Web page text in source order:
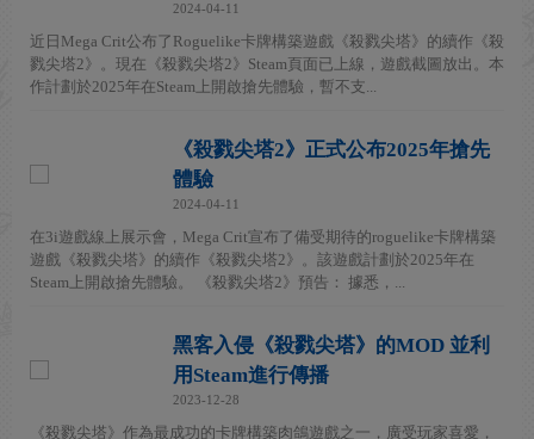
2024-04-11
近日Mega Crit公布了Roguelike卡牌構築遊戲《殺戮尖塔》的續作《殺
戮尖塔2》。現在《殺戮尖塔2》Steam頁面已上線，遊戲截圖放出。本
作計劃於2025年在Steam上開啟搶先體驗，暫不支...
《殺戮尖塔2》正式公布2025年搶先
體驗
2024-04-11
在3i遊戲線上展示會，Mega Crit宣布了備受期待的roguelike卡牌構築
遊戲《殺戮尖塔》的續作《殺戮尖塔2》。該遊戲計劃於2025年在
Steam上開啟搶先體驗。 《殺戮尖塔2》預告： 據悉，...
黑客入侵《殺戮尖塔》的MOD 並利
用Steam進行傳播
2023-12-28
《殺戮尖塔》作為最成功的卡牌構築肉鴿遊戲之一，廣受玩家喜愛，